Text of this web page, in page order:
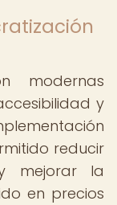
modernas
y
reducir
mejorar la
en precios